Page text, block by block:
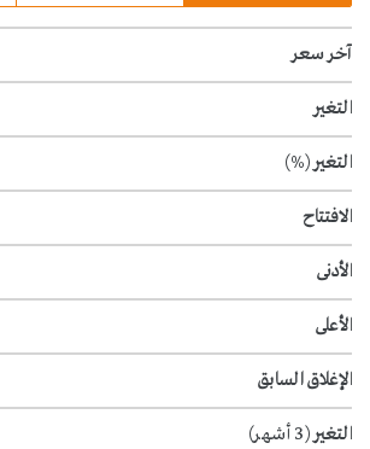
آخر سعر
التغير
التغير(%)
الافتتاح
الأدنى
الأعلى
الإغلاق السابق
التغير(3 أشهر)